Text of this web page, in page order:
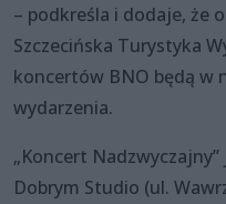
– podkreśla i dodaje, że
Szczecińska Turystyka
koncertów BNO będą w
wydarzenia.
„Koncert
Dobrym Studio (ul.